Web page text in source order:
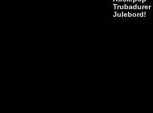
Trubadurer
Julebord!